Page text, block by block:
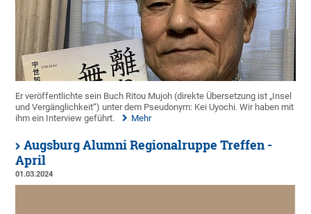
Er veröffentlichte sein Buch Ritou Mujoh (direkte Übersetzung ist „Insel
und Vergänglichkeit“) unter dem Pseudonym: Kei Uyochi. Wir haben mit
ihm ein Interview geführt.
Mehr
Augsburg Alumni Regionalruppe Treffen -
April
01.03.2024